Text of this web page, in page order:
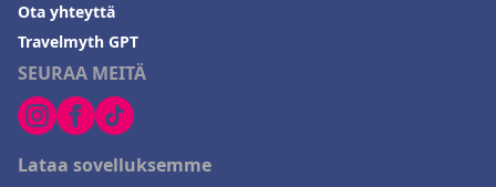
SEURAA MEITÄ
Lataa sovelluksemme
Ota yhteyttä
Travelmyth GPT